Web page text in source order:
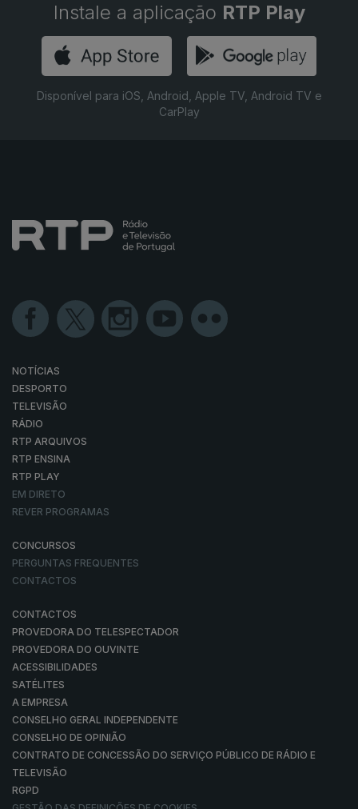
Instale a aplicação RTP Play
Disponível para iOS, Android, Apple TV, Android TV e
CarPlay
NOTÍCIAS
DESPORTO
TELEVISÃO
RÁDIO
RTP ARQUIVOS
RTP ENSINA
RTP PLAY
EM DIRETO
REVER PROGRAMAS
CONCURSOS
PERGUNTAS FREQUENTES
CONTACTOS
CONTACTOS
PROVEDORA DO TELESPECTADOR
PROVEDORA DO OUVINTE
ACESSIBILIDADES
SATÉLITES
A EMPRESA
CONSELHO GERAL INDEPENDENTE
CONSELHO DE OPINIÃO
CONTRATO DE CONCESSÃO DO SERVIÇO PÚBLICO DE RÁDIO E
TELEVISÃO
RGPD